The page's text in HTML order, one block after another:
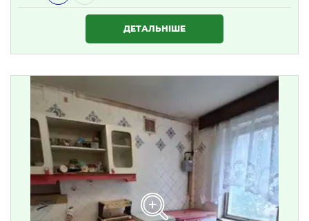
2 816 500 ₴
ДЕТАЛЬНІШЕ